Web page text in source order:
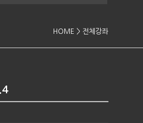
HOME > 전체강좌